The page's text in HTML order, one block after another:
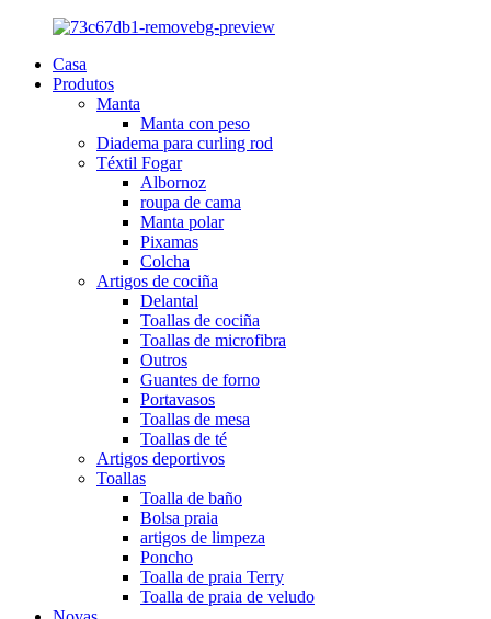
Casa
Produtos
Manta
Manta con peso
Diadema para curling rod
Téxtil Fogar
Albornoz
roupa de cama
Manta polar
Pixamas
Colcha
Artigos de cociña
Delantal
Toallas de cociña
Toallas de microfibra
Outros
Guantes de forno
Portavasos
Toallas de mesa
Toallas de té
Artigos deportivos
Toallas
Toalla de baño
Bolsa praia
artigos de limpeza
Poncho
Toalla de praia Terry
Toalla de praia de veludo